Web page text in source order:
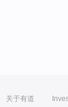
关于有道